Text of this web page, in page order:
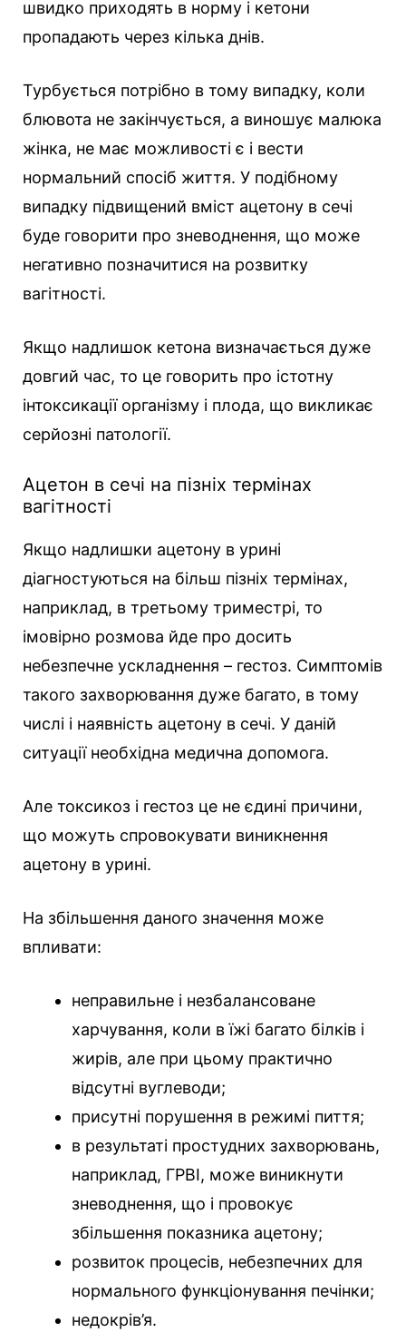
швидко приходять в норму і кетони
пропадають через кілька днів.
Турбується потрібно в тому випадку, коли
блювота не закінчується, а виношує малюка
жінка, не має можливості є і вести
нормальний спосіб життя. У подібному
випадку підвищений вміст ацетону в сечі
буде говорити про зневоднення, що може
негативно позначитися на розвитку
вагітності.
Якщо надлишок кетона визначається дуже
довгий час, то це говорить про істотну
інтоксикації організму і плода, що викликає
серйозні патології.
Ацетон в сечі на пізніх термінах
вагітності
Якщо надлишки ацетону в урині
діагностуються на більш пізніх термінах,
наприклад, в третьому триместрі, то
імовірно розмова йде про досить
небезпечне ускладнення – гестоз. Симптомів
такого захворювання дуже багато, в тому
числі і наявність ацетону в сечі. У даній
ситуації необхідна медична допомога.
Але токсикоз і гестоз це не єдині причини,
що можуть спровокувати виникнення
ацетону в урині.
На збільшення даного значення може
впливати:
неправильне і незбалансоване
харчування, коли в їжі багато білків і
жирів, але при цьому практично
відсутні вуглеводи;
присутні порушення в режимі пиття;
в результаті простудних захворювань,
наприклад, ГРВІ, може виникнути
зневоднення, що і провокує
збільшення показника ацетону;
розвиток процесів, небезпечних для
нормального функціонування печінки;
недокрів’я.